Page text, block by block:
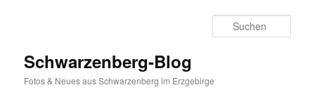
Schwarzenberg-Blog
Fotos & Neues aus Schwarzenberg im Erzgebirge